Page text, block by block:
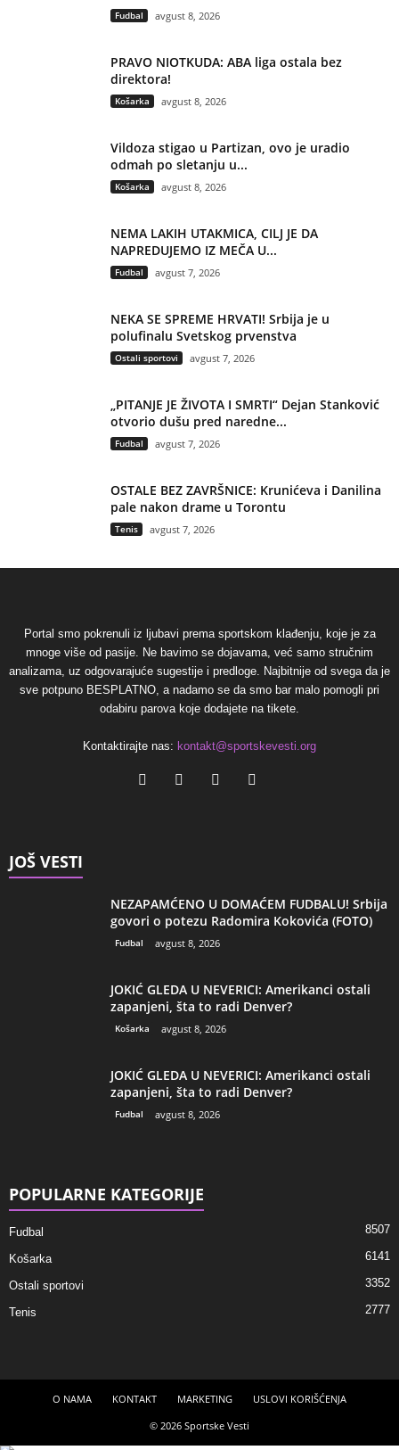
Fudbal avgust 8, 2026
PRAVO NIOTKUDA: ABA liga ostala bez
direktora!
Košarka avgust 8, 2026
Vildoza stigao u Partizan, ovo je uradio
odmah po sletanju u...
Košarka avgust 8, 2026
NEMA LAKIH UTAKMICA, CILJ JE DA
NAPREDUJEMO IZ MEČA U...
Fudbal avgust 7, 2026
NEKA SE SPREME HRVATI! Srbija je u
polufinalu Svetskog prvenstva
Ostali sportovi avgust 7, 2026
„PITANJE JE ŽIVOTA I SMRTI“ Dejan Stanković
otvorio dušu pred naredne...
Fudbal avgust 7, 2026
OSTALE BEZ ZAVRŠNICE: Krunićeva i Danilina
pale nakon drame u Torontu
Tenis avgust 7, 2026
Portal smo pokrenuli iz ljubavi prema sportskom klađenju, koje je za
mnoge više od pasije. Ne bavimo se dojavama, već samo stručnim
analizama, uz odgovarajuće sugestije i predloge. Najbitnije od svega da je
sve potpuno BESPLATNO, a nadamo se da smo bar malo pomogli pri
odabiru parova koje dodajete na tikete.
Kontaktirajte nas: kontakt@sportskevesti.org
JOŠ VESTI
NEZAPAMĆENO U DOMAĆEM FUDBALU! Srbija
govori o potezu Radomira Kokovića (FOTO)
Fudbal avgust 8, 2026
JOKIĆ GLEDA U NEVERICI: Amerikanci ostali
zapanjeni, šta to radi Denver?
Košarka avgust 8, 2026
JOKIĆ GLEDA U NEVERICI: Amerikanci ostali
zapanjeni, šta to radi Denver?
Fudbal avgust 8, 2026
POPULARNE KATEGORIJE
Fudbal 8507
Košarka 6141
Ostali sportovi 3352
Tenis 2777
O NAMA KONTAKT MARKETING
USLOVI KORIŠĆENJA
© 2026 Sportske Vesti